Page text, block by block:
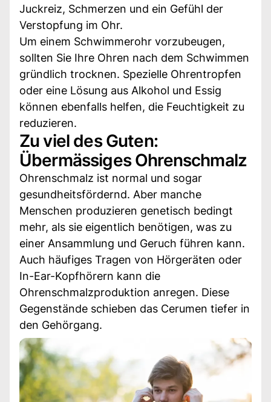
Juckreiz, Schmerzen und ein Gefühl der
Verstopfung im Ohr.
Um einem Schwimmerohr vorzubeugen,
sollten Sie Ihre Ohren nach dem Schwimmen
gründlich trocknen. Spezielle Ohrentropfen
oder eine Lösung aus Alkohol und Essig
können ebenfalls helfen, die Feuchtigkeit zu
reduzieren.
Zu viel des Guten:
Übermässiges Ohrenschmalz
Ohrenschmalz ist normal und sogar
gesundheitsfördernd. Aber manche
Menschen produzieren genetisch bedingt
mehr, als sie eigentlich benötigen, was zu
einer Ansammlung und Geruch führen kann.
Auch häufiges Tragen von Hörgeräten oder
In-Ear-Kopfhörern kann die
Ohrenschmalzproduktion anregen. Diese
Gegenstände schieben das Cerumen tiefer in
den Gehörgang.